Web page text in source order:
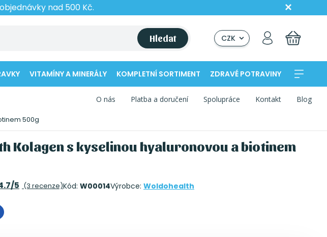
nad 500 Kč.
Hledat CZK
VITAMÍNY A MINERÁLY KOMPLETNÍ SORTIMENT ZDRAVÉ POTRAVINY
O nás Platba a doručení Spolupráce Kontakt Blog
500g
Kolagen s kyselinou hyaluronovou a biotinem
5 (3 recenze)Kód: W00014Výrobce: Woldohealth